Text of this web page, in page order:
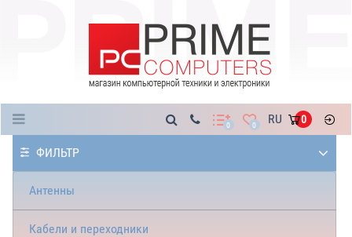
0 0 RU 0
ФИЛЬТР
Антенны
Кабели и переходники